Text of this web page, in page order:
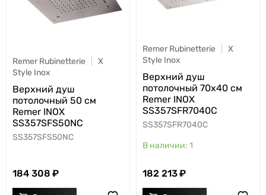
Remer Rubinetterie
X
Style Inox
Верхний душ
потолочный 50 см
Remer INOX
SS357SFS50NC
SS357SFS50NC
184 308
Remer Rubinetterie
X
Style Inox
Верхний душ
потолочный 70x40 см
Remer INOX
SS357SFR7040C
SS357SFR7040C
1
182 213